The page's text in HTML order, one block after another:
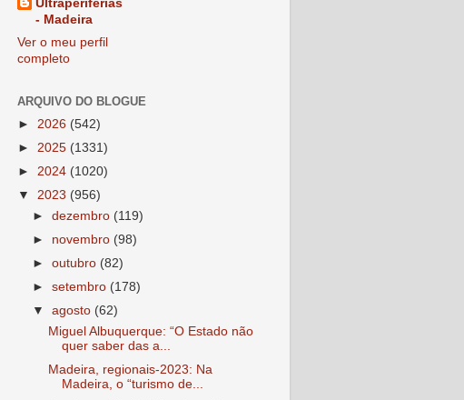
Ultraperiferias
- Madeira
Ver o meu perfil
completo
ARQUIVO DO BLOGUE
► 2026 (542)
► 2025 (1331)
► 2024 (1020)
▼ 2023 (956)
►dezembro (119)
► novembro (98)
►outubro (82)
►setembro (178)
▼agosto (62)
Miguel Albuquerque: “O Estado não
quer saber das a...
Madeira, regionais-2023: Na
Madeira, o “turismo de...